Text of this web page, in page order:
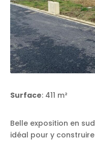
Surface: 411 m²
Belle exposition en
idéal pour y